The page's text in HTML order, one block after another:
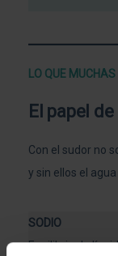
LO QUE
El papel
Con el sudor no
y sin ellos el
SODIO
Equilibrio de